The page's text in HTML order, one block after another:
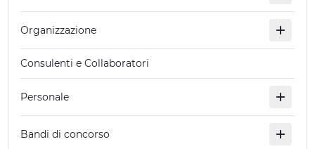
NATURA E BENESSERE
ESPERIENZE
EVENTI
Organizzazione
Consulenti e Collaboratori
Personale
Bandi di concorso